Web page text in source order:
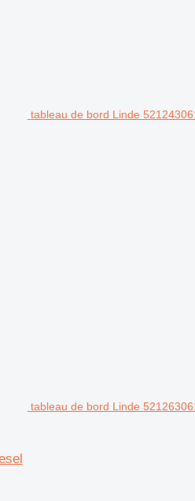
tableau de bord Linde
tableau de bord Linde